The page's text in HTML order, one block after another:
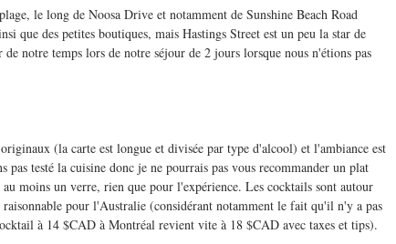
le long de Noosa Drive et notamment de Sunshine Beach Road
que des petites boutiques, mais Hastings Street est un peu la star de
notre temps lors de notre séjour de 2 jours lorsque nous n'étions pas
(la carte est longue et divisée par type d'alcool) et l'ambiance est
pas testé la cuisine donc je ne pourrais pas vous recommander un plat
moins un verre, rien que pour l'expérience. Les cocktails sont autour
pour l'Australie (considérant notamment le fait qu'il n'y a pas
à 14 $CAD à Montréal revient vite à 18 $CAD avec taxes et tips).